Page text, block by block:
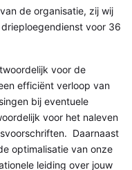
de organisatie, zij wij
voor 36
voor de
efficiënt verloop van
bij eventuele
voor het naleven
Daarnaast
optimalisatie van onze
leiding over jouw